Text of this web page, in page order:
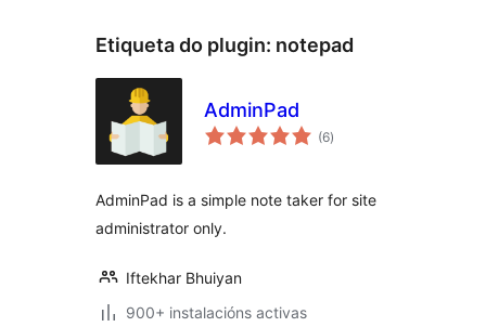
Etiqueta do plugin: notepad
AdminPad
(6valoracións
totais
)
AdminPad is a simple note taker for site
administrator only.
Iftekhar Bhuiyan
900+ instalacións activas